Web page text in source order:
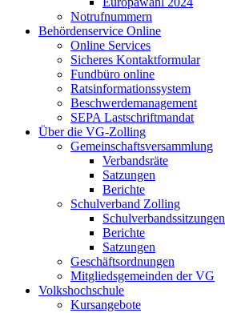
Notrufnummern
Behördenservice Online
Online Services
Sicheres Kontaktformular
Fundbüro online
Ratsinformationssystem
Beschwerdemanagement
SEPA Lastschriftmandat
Über die VG-Zolling
Gemeinschaftsversammlung
Verbandsräte
Satzungen
Berichte
Schulverband Zolling
Schulverbandssitzungen
Berichte
Satzungen
Geschäftsordnungen
Mitgliedsgemeinden der VG
Volkshochschule
Kursangebote